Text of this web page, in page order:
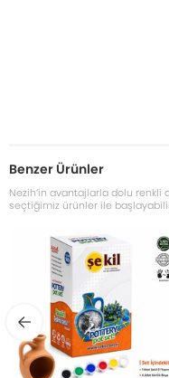
Benzer Ürünler
Nezih’in avantajlarla dolu renkli
seçtiğimiz ürünler ile